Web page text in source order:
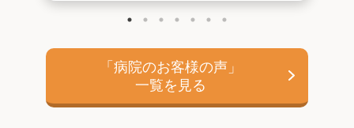
「病院のお客様の声」
一覧を見る